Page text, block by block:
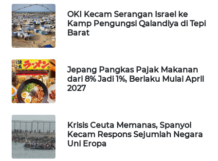
OKI Kecam Serangan Israel ke
Kamp Pengungsi Qalandiya di Tepi
Barat
Jepang Pangkas Pajak Makanan
dari 8% Jadi 1%, Berlaku Mulai April
2027
Krisis Ceuta Memanas, Spanyol
Kecam Respons Sejumlah Negara
Uni Eropa
WAHANA
SELEB
WAHANA
PERSONA
WAHANA
WAHANA
HEALTH